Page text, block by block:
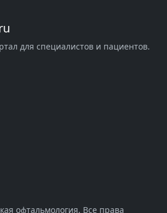
для специалистов и пациентов.
офтальмология. Все права